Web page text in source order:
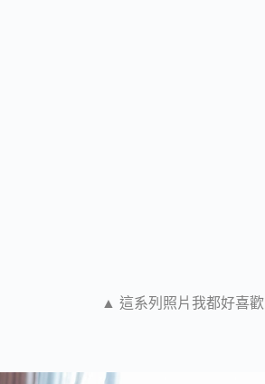
▲ 這系列照片我都好喜歡